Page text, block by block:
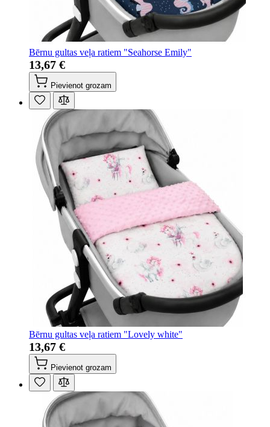
Bērnu gultas veļa ratiem "Seahorse Emily"
13,67 €
Pievienot grozam
Bērnu gultas veļa ratiem "Lovely white"
13,67 €
Pievienot grozam